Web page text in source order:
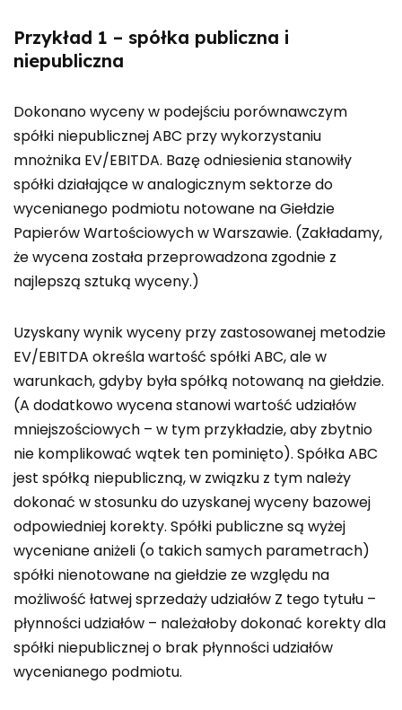
Przykład 1 – spółka publiczna i
niepubliczna
Dokonano wyceny w podejściu porównawczym
spółki niepublicznej ABC przy wykorzystaniu
mnożnika EV/EBITDA. Bazę odniesienia stanowiły
spółki działające w analogicznym sektorze do
wycenianego podmiotu notowane na Giełdzie
Papierów Wartościowych w Warszawie. (Zakładamy,
że wycena została przeprowadzona zgodnie z
najlepszą sztuką wyceny.)
Uzyskany wynik wyceny przy zastosowanej metodzie
EV/EBITDA określa wartość spółki ABC, ale w
warunkach, gdyby była spółką notowaną na giełdzie.
(A dodatkowo wycena stanowi wartość udziałów
mniejszościowych – w tym przykładzie, aby zbytnio
nie komplikować wątek ten pominięto). Spółka ABC
jest spółką niepubliczną, w związku z tym należy
dokonać w stosunku do uzyskanej wyceny bazowej
odpowiedniej korekty. Spółki publiczne są wyżej
wyceniane aniżeli (o takich samych parametrach)
spółki nienotowane na giełdzie ze względu na
możliwość łatwej sprzedaży udziałów Z tego tytułu –
płynności udziałów – należałoby dokonać korekty dla
spółki niepublicznej o brak płynności udziałów
wycenianego podmiotu.